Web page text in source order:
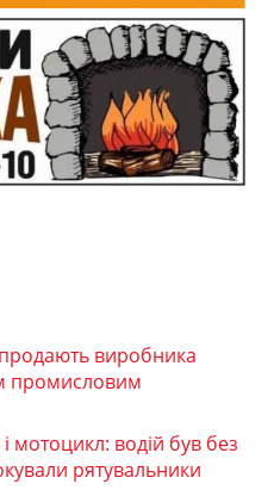
виробника
промисловим
і мотоцикл: водій був без
рятувальники